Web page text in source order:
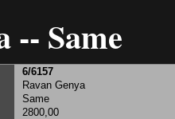
-- Same
6/6157
Ravan Genya
Same
2800,00